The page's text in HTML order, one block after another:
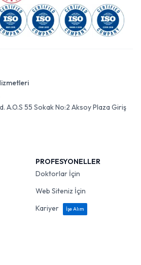
A.O.S 55 Sokak No:2 Aksoy Plaza Giriş
PROFESYONELLER
Doktorlar İçin
Web Siteniz İçin
Kariyer
İşe Alım